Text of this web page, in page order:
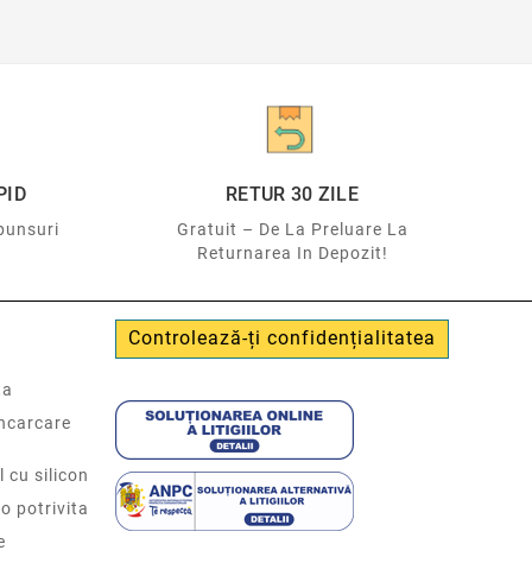
RETUR 30 ZILE
Gratuit – De La Preluare La
Returnarea In Depozit!
cu silicon
potrivita
Controlează-ți confidențialitatea